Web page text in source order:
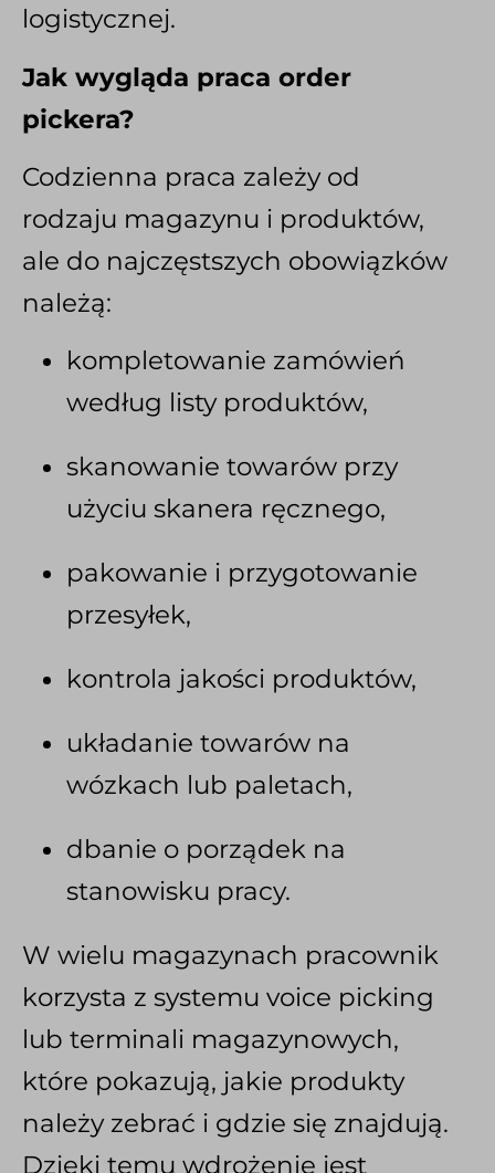
logistycznej.
Jak wygląda praca order
pickera?
Codzienna praca zależy od
rodzaju magazynu i produktów,
ale do najczęstszych obowiązków
należą:
kompletowanie zamówień
według listy produktów,
skanowanie towarów przy
użyciu skanera ręcznego,
pakowanie i przygotowanie
przesyłek,
kontrola jakości produktów,
układanie towarów na
wózkach lub paletach,
dbanie o porządek na
stanowisku pracy.
W wielu magazynach pracownik
korzysta z systemu voice picking
lub terminali magazynowych,
które pokazują, jakie produkty
należy zebrać i gdzie się znajdują.
Dzięki temu wdrożenie jest